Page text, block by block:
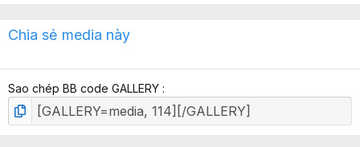
ạ
g
Chia sẻ media này
Sao chép BB code GALLERY